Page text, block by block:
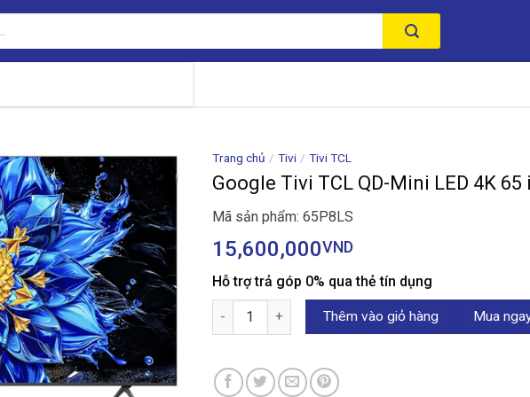
Trang chủ / Tivi / Tivi TCL
Google Tivi TCL QD-Mini LED 4K 65
Mã sản phẩm: 65P8LS
15,600,000VND
Hỗ trợ trả góp 0% qua thẻ tín dụng
Google Tivi TCL QD-Mini LED 4K 65 inch 65P8LS số
Thêm vào giỏ hàng Mua